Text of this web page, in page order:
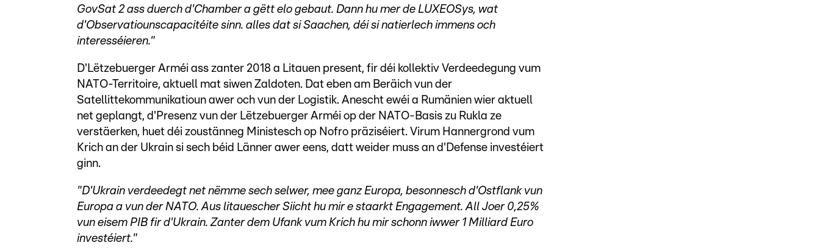
GovSat 2 ass duerch d'Chamber a gëtt elo gebaut. Dann hu mer de LUXEOSys, wat
d'Observatiounscapacitéite sinn. alles dat si Saachen, déi si natierlech immens och
interesséieren."
D'Lëtzebuerger Arméi ass zanter 2018 a Litauen present, fir déi kollektiv Verdeedegung vum
NATO-Territoire, aktuell mat siwen Zaldoten. Dat eben am Beräich vun der
Satellittekommunikatioun awer och vun der Logistik. Anescht ewéi a Rumänien wier aktuell
net geplangt, d'Presenz vun der Lëtzebuerger Arméi op der NATO-Basis zu Rukla ze
verstäerken, huet déi zoustänneg Ministesch op Nofro präziséiert. Virum Hannergrond vum
Krich an der Ukrain si sech béid Länner awer eens, datt weider muss an d'Defense investéiert
ginn.
"D'Ukrain verdeedegt net nëmme sech selwer, mee ganz Europa, besonnesch d'Ostflank vun
Europa a vun der NATO. Aus litauescher Siicht hu mir e staarkt Engagement. All Joer 0,25%
vun eisem PIB fir d'Ukrain. Zanter dem Ufank vum Krich hu mir schonn iwwer 1 Milliard Euro
investéiert."